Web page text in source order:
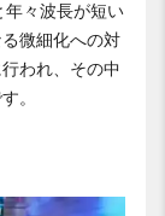
年々波長が短い
微細化への対
われ、その中
。